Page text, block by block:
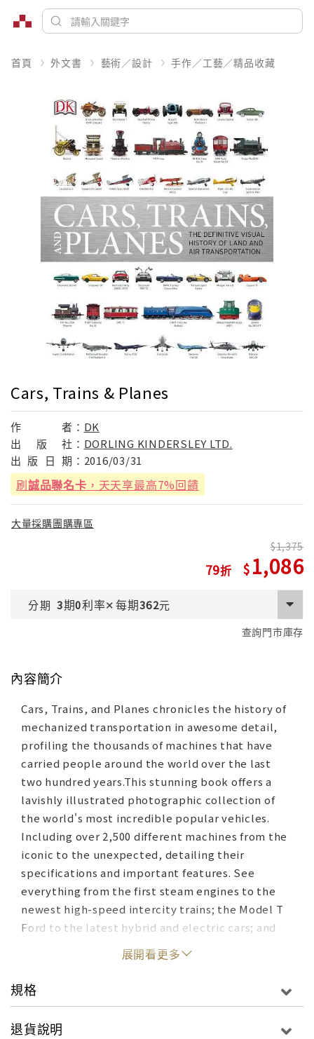
首頁 外文書 藝術／設計 手作／工藝／精品收藏
Cars, Trains & Planes
作 者： DK
出
版 社： DORLING KINDERSLEY LTD.
出 版 日 期： 2016/03/31
刷誠品聯名卡 ，天天享最高7%回饋
大量採購團購專區
79
1,375
1,086
分期 3期0利率✕每期362元
查詢門市庫存
內容簡介
Cars, Trains, and Planes chronicles the history of
mechanized transportation in awesome detail,
profiling the thousands of machines that have
carried people around the world over the last
two hundred years.This stunning book offers a
lavishly illustrated photographic collection of
the world's most incredible popular vehicles.
Including over 2,500 different machines from the
iconic to the unexpected, detailing their
specifications and important features. See
everything from the first steam engines to the
newest high-speed intercity trains; the Model T
Ford to the latest hybrid and electric cars; and
the Wright Flyer to stealth fighter jets and huge
passenger planes.Cars, Trains, and Planes is a
celebration of the amazing machines that keep
the world on the move.
展開看更多
規格
退貨說明